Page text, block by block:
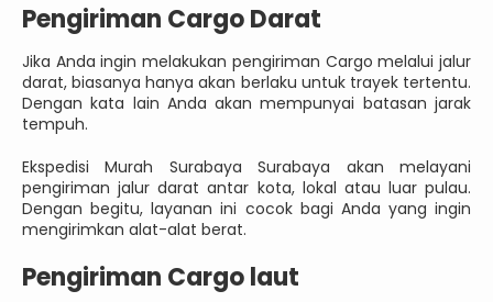
Pengiriman Cargo Darat
Jika Anda ingin melakukan pengiriman Cargo melalui jalur
darat, biasanya hanya akan berlaku untuk trayek tertentu.
Dengan kata lain Anda akan mempunyai batasan jarak
tempuh.
Ekspedisi Murah Surabaya Surabaya akan melayani
pengiriman jalur darat antar kota, lokal atau luar pulau.
Dengan begitu, layanan ini cocok bagi Anda yang ingin
mengirimkan alat-alat berat.
Pengiriman Cargo laut